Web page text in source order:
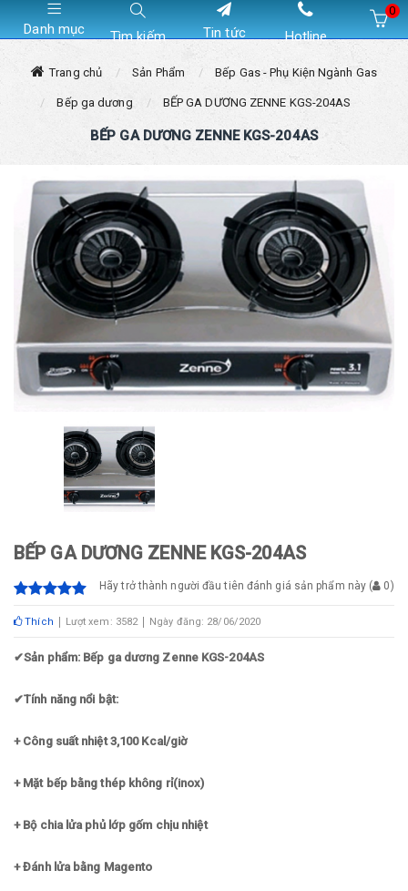
Danh mục Tìm kiếm Tin tức Hotline
0
Trang chủ Sản Phẩm Bếp Gas - Phụ Kiện Ngành Gas
Bếp ga dương BẾP GA DƯƠNG ZENNE KGS-204AS
BẾP GA DƯƠNG ZENNE KGS-204AS
BẾP GA DƯƠNG ZENNE KGS-204AS
Hãy trở thành người đầu tiên đánh giá sản phẩm này ( 0)
Thích Lượt xem: 3582 Ngày đăng: 28/06/2020
✔Sản phẩm: Bếp ga dương Zenne KGS-204AS
✔Tính năng nổi bật:
+ Công suất nhiệt 3,100 Kcal/giờ
+ Mặt bếp bằng thép không rỉ(inox)
+ Bộ chia lửa phủ lớp gốm chịu nhiệt
+ Đánh lửa bằng Magento